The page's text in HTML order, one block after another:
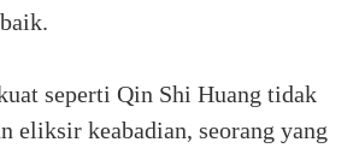
seperti Qin Shi Huang tidak
eliksir keabadian, seorang yang